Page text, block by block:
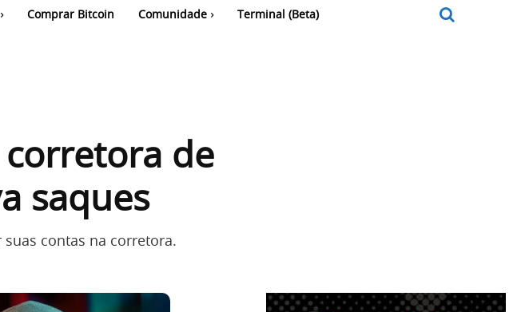
Comprar Bitcoin Comunidade Terminal (Beta)
corretora de
saques
contas na corretora.